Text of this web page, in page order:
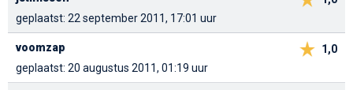
geplaatst: 22 september 2011, 17:01 uur
1,0
voomzap
geplaatst: 20 augustus 2011, 01:19 uur